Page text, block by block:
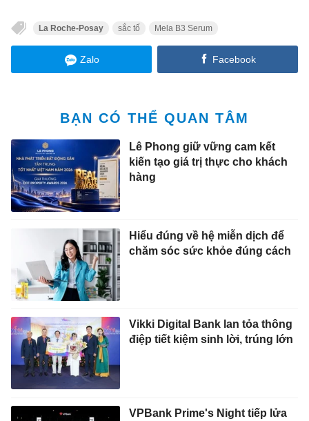
La Roche-Posay sắc tố Mela B3 Serum
Zalo Facebook
BẠN CÓ THỂ QUAN TÂM
Lê Phong giữ vững cam kết
kiến tạo giá trị thực cho khách
hàng
Hiểu đúng về hệ miễn dịch để
chăm sóc sức khỏe đúng cách
Vikki Digital Bank lan tỏa thông
điệp tiết kiệm sinh lời, trúng lớn
VPBank Prime's Night tiếp lửa